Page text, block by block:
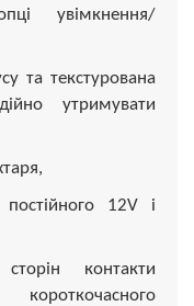
увімкнення/
та текстурована
утримувати
12V і
контакти